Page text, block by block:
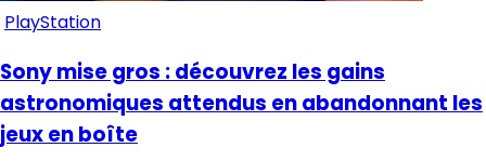
PlayStation
Sony mise gros : découvrez les gains
astronomiques attendus en abandonnant les
jeux en boîte